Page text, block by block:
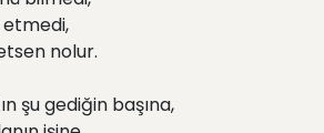
etmedi,
nolur.
şu gediğin başına,